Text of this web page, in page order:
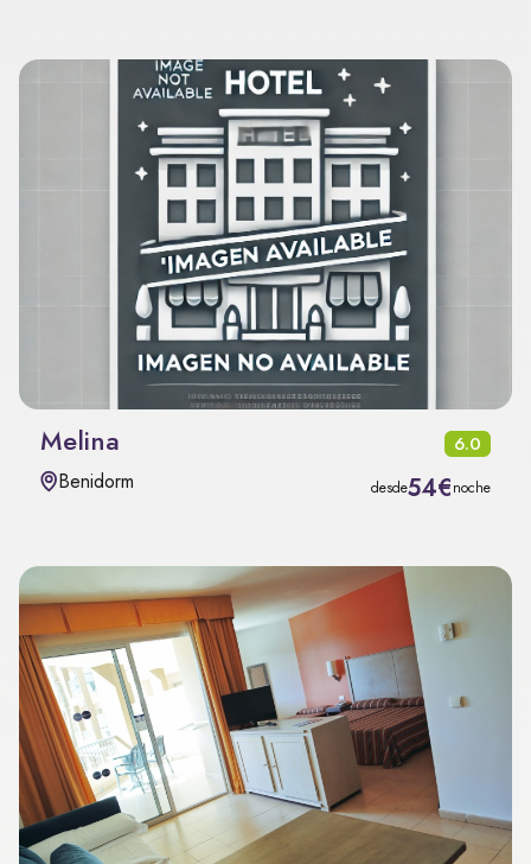
Melina 6.0
Benidorm desde54€noche